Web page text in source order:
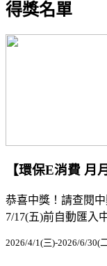
得獎名單
【環保E消費 月
恭喜中獎！請查閱
7/17(五)前自動匯入
2026/4/1(三)-2026/6/30(